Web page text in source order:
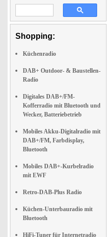
Shopping:
Küchenradio
DAB+ Outdoor- & Baustellen-
Radio
Digitales DAB+/FM-
Kofferradio mit Bluetooth und
Wecker, Batteriebetrieb
Mobiles Akku-Digitalradio mit
DAB+/FM, Farbdisplay,
Bluetooth
Mobiles DAB+-Kurbelradio
mit EWF
Retro-DAB-Plus Radio
Küchen-Unterbauradio mit
Bluetooth
HiFi-Tuner für Internetradio